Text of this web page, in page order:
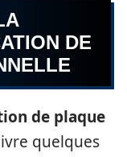
DE
de plaque
quelques